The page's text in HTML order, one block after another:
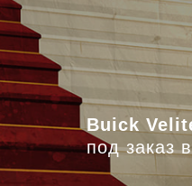
Buick
под заказ